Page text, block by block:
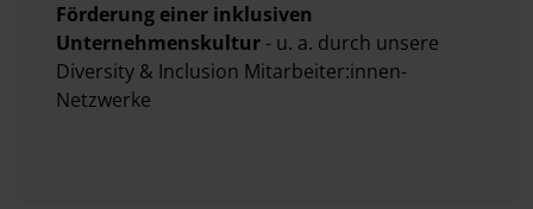
Förderung einer inklusiven
Unternehmenskultur - u. a. durch unsere
Diversity & Inclusion Mitarbeiter:innen-
Netzwerke